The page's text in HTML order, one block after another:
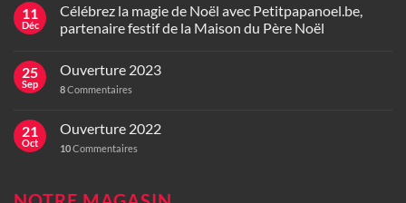
11
Déc
Célébrez la magie de Noël avec Petitpapanoel.be,
partenaire festif de la Maison du Père Noël
25
Sep
Ouverture 2023
8Commentaires
21
Oct
Ouverture 2022
10Commentaires